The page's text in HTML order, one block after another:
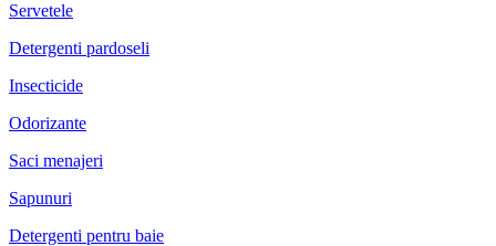
Servetele
Detergenti pardoseli
Insecticide
Odorizante
Saci menajeri
Sapunuri
Detergenti pentru baie